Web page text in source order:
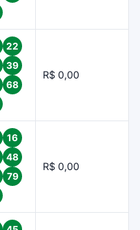
22
39
68
R$ 0,00
16
48
79
R$ 0,00